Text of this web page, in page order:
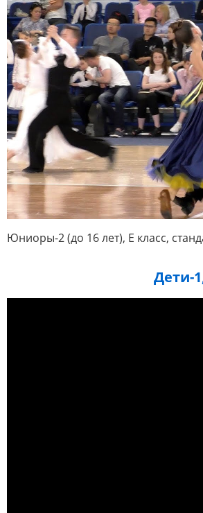
Юниоры-2 (до 16 лет), E класс,
Дети-